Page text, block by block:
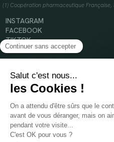
(1) Coopération pharmaceutique Française,
INSTAGRAM
FACEBOOK
TIKTOK
YOUTUBE
© 2024 Oenobiol Paris
Mentions légales
Politique en matière de cookies
POUR VOTRE SANTÉ, MANGEZ AU